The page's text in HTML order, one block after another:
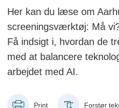
Her kan du læse om
screeningsværktøj: Må
Få indsigt i, hvordan de
med at balancere
arbejdet med AI.
Print Forstør